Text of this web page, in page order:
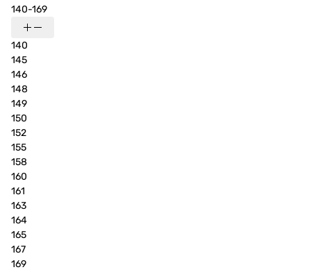
140-169
140
145
146
148
149
150
152
155
158
160
161
163
164
165
167
169